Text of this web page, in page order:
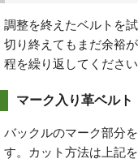
調整を終えたベルトを
切り終えてもまだ余裕
程を繰り返してください
マーク入り革ベル
バックルのマーク部分
す。カット方法は上記